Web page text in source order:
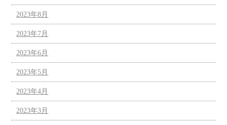
2023年8月
2023年7月
2023年6月
2023年5月
2023年4月
2023年3月